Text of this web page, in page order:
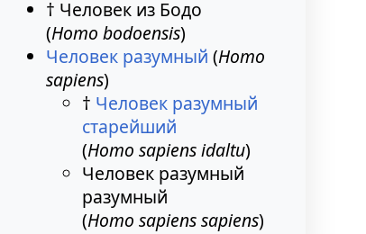
† Человек из Бодо
(Homo bodoensis)
Человек разумный (Homo
sapiens)
† Человек разумный
старейший
(Homo sapiens idaltu)
Человек разумный
разумный
(Homo sapiens sapiens)